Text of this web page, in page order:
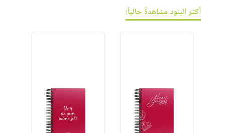
حلي
الشركة
سياسة
الشركة
لائحة
الأمنيات
أكثر البنود مشاهدةً حالياً: